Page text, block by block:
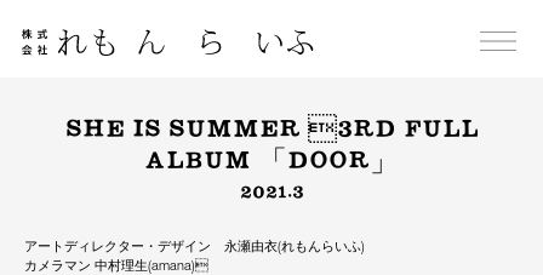
content
SHE IS SUMMER 3RD FULL
ALBUM 「DOOR」
2021.3
アートディレクター・デザイン 永瀬由衣(れもんらいふ)
カメラマン 中村理生(amana)